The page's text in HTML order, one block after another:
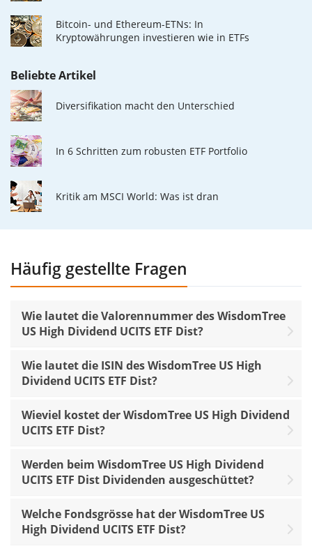
Bitcoin- und Ethereum-ETNs: In
Kryptowährungen investieren wie in ETFs
Beliebte Artikel
Diversifikation macht den Unterschied
In 6 Schritten zum robusten ETF Portfolio
Kritik am MSCI World: Was ist dran
Häufig gestellte Fragen
Wie lautet die Valorennummer des WisdomTree
US High Dividend UCITS ETF Dist?
Wie lautet die ISIN des WisdomTree US High
Dividend UCITS ETF Dist?
Wieviel kostet der WisdomTree US High Dividend
UCITS ETF Dist?
Werden beim WisdomTree US High Dividend
UCITS ETF Dist Dividenden ausgeschüttet?
Welche Fondsgrösse hat der WisdomTree US
High Dividend UCITS ETF Dist?